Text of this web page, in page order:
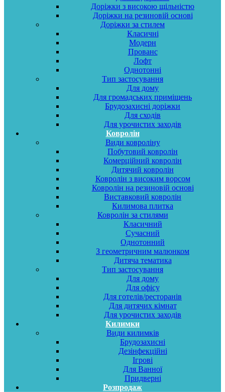
Доріжки з високою щільністю
Доріжки на резиновій основі
Доріжки за стилем
Класичні
Модерн
Прованс
Лофт
Однотонні
Тип застосування
Для дому
Для громадських приміщень
Брудозахисні доріжки
Для сходів
Для урочистих заходів
Ковролін
Види ковроліну
Побутовий ковролін
Комерційний ковролін
Дитячий ковролін
Ковролін з високим ворсом
Ковролін на резиновій основі
Виставковий ковролін
Килимова плитка
Ковролін за стилями
Класичний
Сучасний
Однотонний
З геометричним малюнком
Дитяча тематика
Тип застосування
Для дому
Для офісу
Для готелів/ресторанів
Для дитячих кімнат
Для урочистих заходів
Килимки
Види килимків
Брудозахисні
Дезінфекційні
Ігрові
Для Ванної
Придверні
Розпродаж